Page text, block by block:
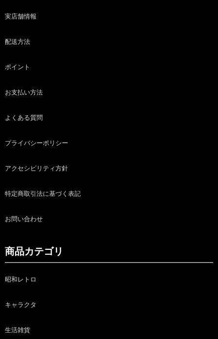
実店舗情報
配送方法
ポイント
お支払い方法
よくある質問
プライバシーポリシー
アクセシビリティ方針
特定商取引法に基づく表記
お問い合わせ
商品カテゴリ
昭和レトロ
キャラクタ
生活雑貨